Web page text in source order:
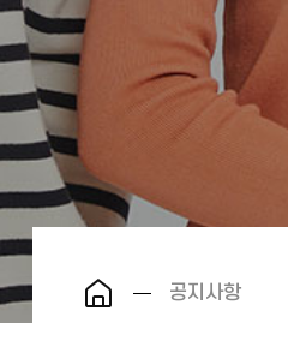
공지사항